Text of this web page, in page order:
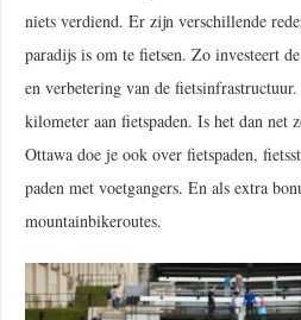
niets verdiend. Er zijn verschillende
paradijs is om te fietsen. Zo investeert
en verbetering van de
kilometer aan fietspaden. Is het dan net
Ottawa doe je ook over fietspaden,
paden met voetgangers. En als extra
mountainbikeroutes.